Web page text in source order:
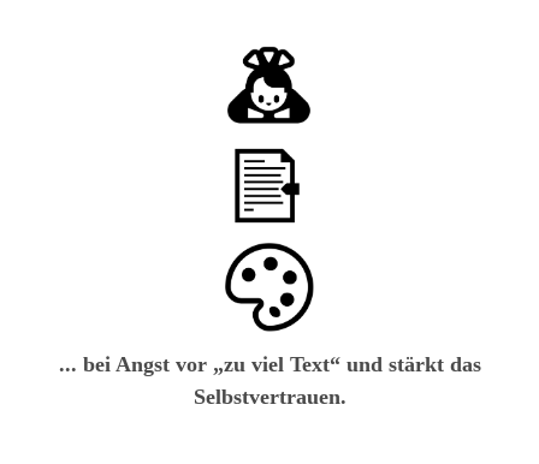
... bei Angst vor „zu viel Text“ und stärkt das
Selbstvertrauen.